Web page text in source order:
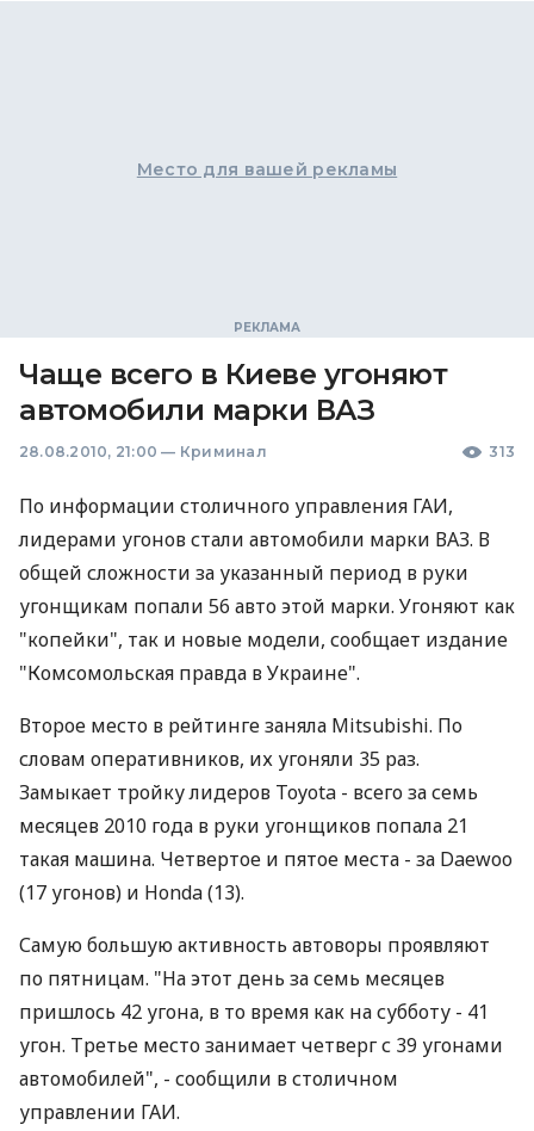
Место для вашей рекламы
Чаще всего в Киеве угоняют
автомобили марки ВАЗ
28.08.2010, 21:00 — Криминал 313
По информации столичного управления ГАИ,
лидерами угонов стали автомобили марки ВАЗ. В
общей сложности за указанный период в руки
угонщикам попали 56 авто этой марки. Угоняют как
"копейки", так и новые модели, сообщает издание
"Комсомольская правда в Украине".
Второе место в рейтинге заняла Mitsubishi. По
словам оперативников, их угоняли 35 раз.
Замыкает тройку лидеров Toyota - всего за семь
месяцев 2010 года в руки угонщиков попала 21
такая машина. Четвертое и пятое места - за Daewoo
(17 угонов) и Honda (13).
Самую большую активность автоворы проявляют
по пятницам. "На этот день за семь месяцев
пришлось 42 угона, в то время как на субботу - 41
угон. Третье место занимает четверг с 39 угонами
автомобилей", - сообщили в столичном
управлении ГАИ.